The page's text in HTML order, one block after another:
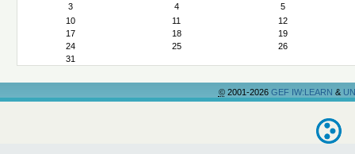
3 4
5
10
11
12
17
18
19
24
25
26
31
©2001-2026 GEF IW:LEARN &